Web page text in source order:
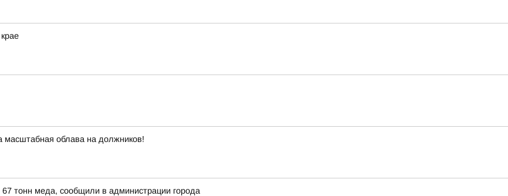
облава на должников!
тонн меда, сообщили в администрации города